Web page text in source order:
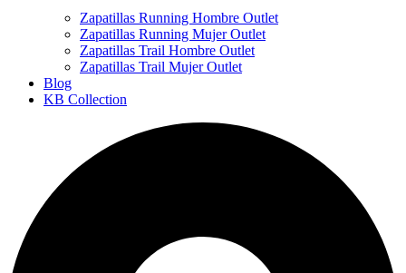
Zapatillas Running Hombre Outlet
Zapatillas Running Mujer Outlet
Zapatillas Trail Hombre Outlet
Zapatillas Trail Mujer Outlet
Blog
KB Collection